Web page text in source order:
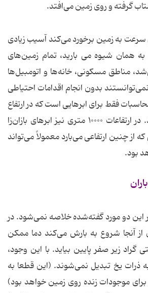
گرفته و روی زمین می‌افتد.
به زمین برخورد می‌کند آسیب زیادی
به همان شیوه می بارید، تمام زمین‌های
مناطق مسکونی، خانه‌ها و اتومبیل‌ها
بدون انجام اقدامات احتیاطی
فقط برای ابرهایی است که در ارتفاع
۱۲۰۰ متر قرار گرفته‌اند. در ارتفاعات ۱۰۰۰۰ متری نیز ابرهای بازان‌زا
که از چنین ارتفاعی می‌بارد معمولاً می‌تواند
بود.
این دو مورد گفته‌شده خلاصه نمی‌شود. در
از آنجا شروع به بارش می‌کند دما ممکن
سانتی گراد زیر صفر پایین بیاید. با این وجود،
ذرات یخ تبدیل نمی‌شوند. (این قطعا به
موجودات زنده روی زمین خواهد بود)